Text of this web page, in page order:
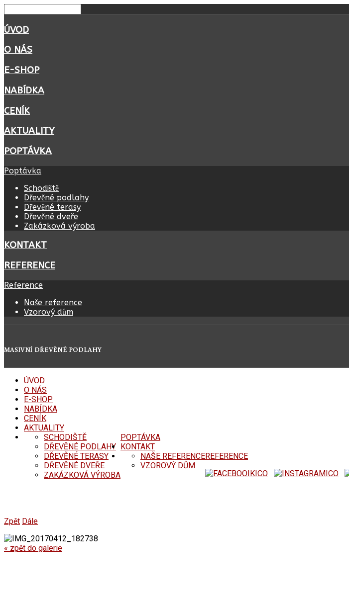
ÚVOD
O NÁS
E-SHOP
NABÍDKA
CENÍK
AKTUALITY
POPTÁVKA
Poptávka
Schodiště
Dřevěné podlahy
Dřevěné terasy
Dřevěné dveře
Zakázková výroba
KONTAKT
REFERENCE
Reference
Naše reference
Vzorový dům
MASIVNÍ DŘEVĚNÉ PODLAHY
ÚVOD
O NÁS
E-SHOP
NABÍDKA
CENÍK
AKTUALITY
POPTÁVKA
SCHODIŠTĚ
DŘEVĚNÉ PODLAHY
DŘEVĚNÉ TERASY
DŘEVĚNÉ DVEŘE
ZAKÁZKOVÁ VÝROBA
KONTAKT
REFERENCE
NAŠE REFERENCE
VZOROVÝ DŮM
Zpět Dále
« zpět do galerie